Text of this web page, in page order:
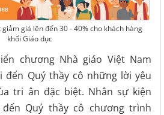
giá lên đến 30 - 40% cho khách hàng
khối Giáo dục
chương Nhà giáo Việt Nam
đến Quý thầy cô những lời yêu
tri ân đặc biệt. Nhân sự kiện
Quý thầy cô chương trình